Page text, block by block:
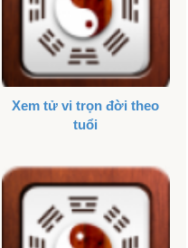
Xem tử vi trọn đời theo
tuổi